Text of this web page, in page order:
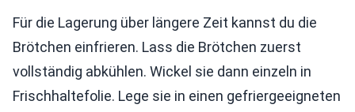
Für die Lagerung über längere Zeit kannst du die
Brötchen einfrieren. Lass die Brötchen zuerst
vollständig abkühlen. Wickel sie dann einzeln in
Frischhaltefolie. Lege sie in einen gefriergeeigneten